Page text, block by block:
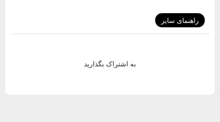
راهنمای سایز
به اشتراک بگذارید